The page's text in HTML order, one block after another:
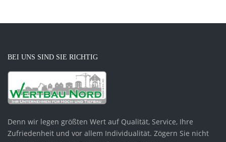
BEI UNS SIND SIE RICHTIG
Denn wir legen größten Wert auf Qualität, Service, Ihre
Zufriedenheit und vor allem Individualität. Zögern Sie nicht